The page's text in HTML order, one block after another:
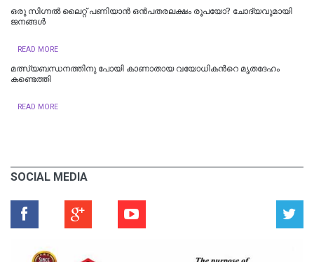
ഒരു സിഗ്നല്‍ ലൈറ്റ് പണിയാന്‍ ഒന്‍പതരലക്ഷം രൂപയോ? ചോദ്യവുമായി
ജനങ്ങള്‍
READ MORE
മത്സ്യബന്ധനത്തിനു പോയി കാണാതായ വയോധികന്‍റെ മൃതദേഹം
കണ്ടെത്തി
READ MORE
SOCIAL MEDIA